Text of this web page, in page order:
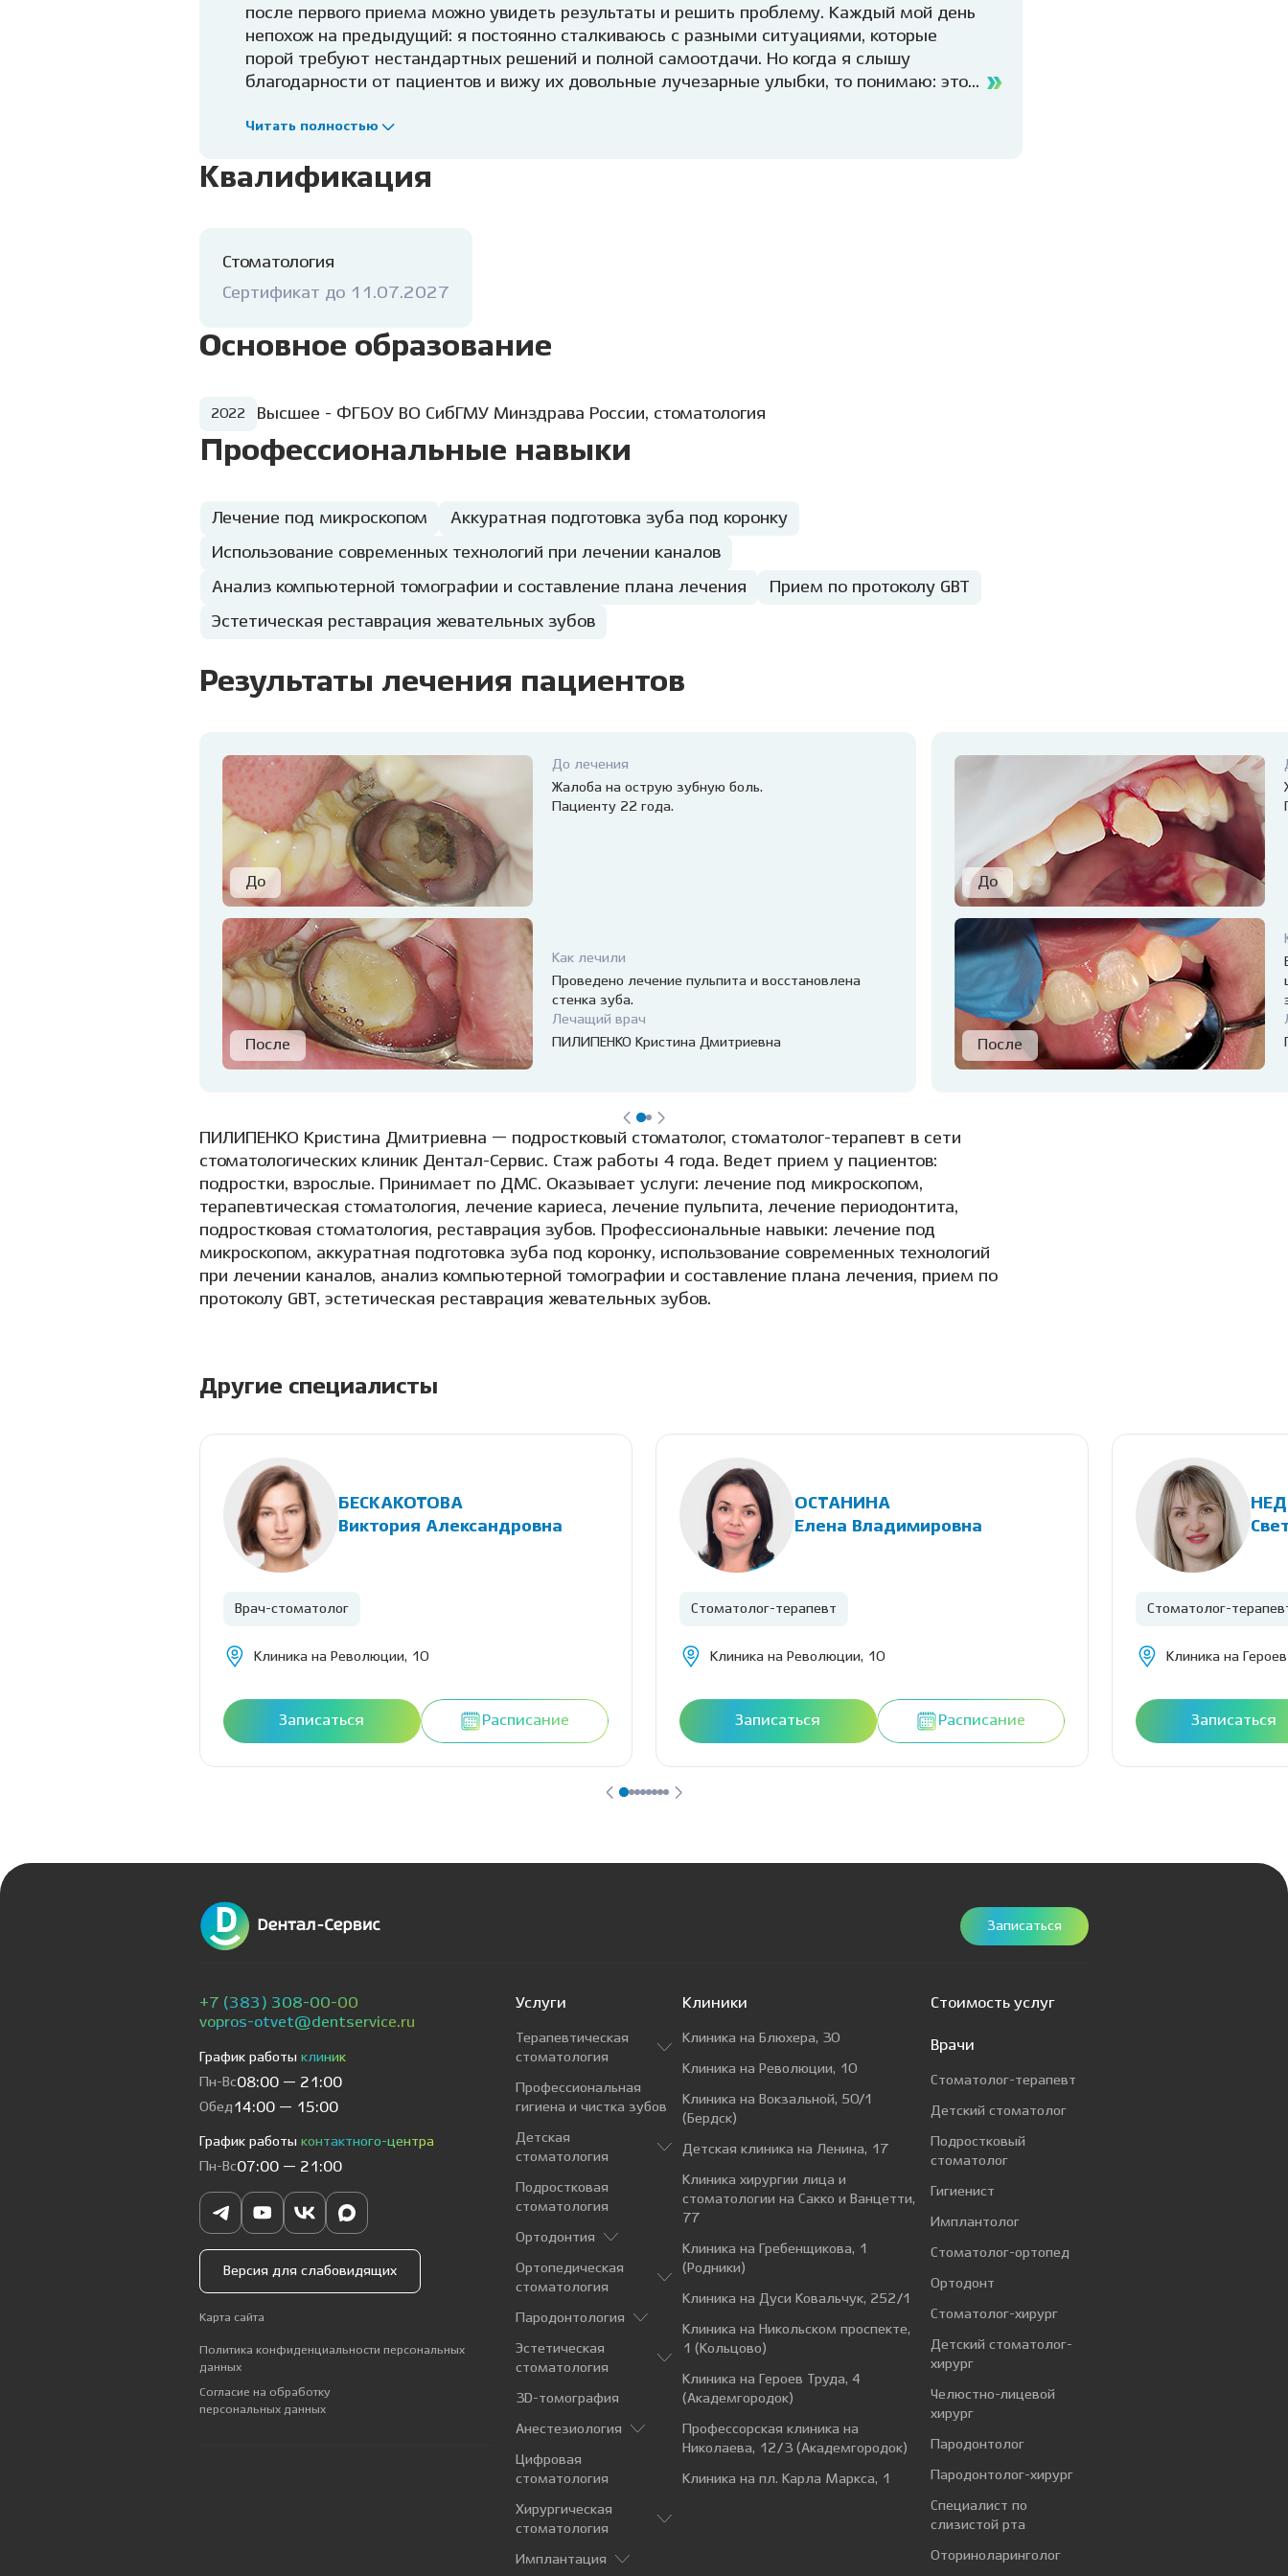
после первого приема можно увидеть результаты и решить проблему. Каждый мой день
непохож на предыдущий: я постоянно сталкиваюсь с разными ситуациями, которые
порой требуют нестандартных решений и полной самоотдачи. Но когда я слышу
благодарности от пациентов и вижу их довольные лучезарные улыбки, то понимаю: это
что беспокоит пациента в моменте. Потому что лечение любой стоматологической
сотрудничества на каждом этапе.
Читать полностью
Квалификация
Стоматология
Сертификат до 11.07.2027
Основное образование
2022 Высшее - ФГБОУ ВО СибГМУ Минздрава России, стоматология
Профессиональные навыки
Лечение под микроскопом
Аккуратная подготовка зуба под коронку
Использование современных технологий при лечении каналов
Анализ компьютерной томографии и составление плана лечения
Прием по протоколу GBT
Эстетическая реставрация жевательных зубов
Результаты лечения пациентов
До лечения
Жалоба на острую зубную боль.
Пациенту 22 года.
Как лечили
Проведено лечение пульпита и восстановлена
стенка зуба.
Лечащий врач
ПИЛИПЕНКО Кристина Дмитриевна
ПИЛИПЕНКО Кристина Дмитриевна — подростковый стоматолог, стоматолог-терапевт в сети
стоматологических клиник Дентал-Сервис. Стаж работы 4 года. Ведет прием у пациентов:
подростки, взрослые. Принимает по ДМС. Оказывает услуги: лечение под микроскопом,
терапевтическая стоматология, лечение кариеса, лечение пульпита, лечение периодонтита,
подростковая стоматология, реставрация зубов. Профессиональные навыки: лечение под
микроскопом, аккуратная подготовка зуба под коронку, использование современных технологий
при лечении каналов, анализ компьютерной томографии и составление плана лечения, прием по
протоколу GBT, эстетическая реставрация жевательных зубов.
Другие специалисты
БЕСКАКОТОВА
Виктория Александровна
Врач-стоматолог
Клиника на Революции, 10
Записаться Расписание
ОСТАНИНА
Елена Владимировна
Стоматолог-терапевт
Клиника на Революции, 10
Записаться Расписание
Стоматолог-
Клиника на
Записаться
Записаться
+7 (383) 308-00-00
vopros-otvet@dentservice.ru
График работы клиник
Пн-Вс08:00 — 21:00
Обед 14:00 — 15:00
График работы контактного-центра
Пн-Вс07:00 — 21:00
Версия для слабовидящих
Карта сайта
Политика конфиденциальности персональных
данных
Согласие на обработку
персональных данных
Услуги
Терапевтическая
стоматология
Профессиональная
гигиена и чистка зубов
Детская
стоматология
Подростковая
стоматология
Ортодонтия
Ортопедическая
стоматология
Пародонтология
Эстетическая
стоматология
3D-томография
Анестезиология
Цифровая
стоматология
Хирургическая
стоматология
Имплантация
Клиники
Клиника на Блюхера, 30
Клиника на Революции, 10
Клиника на Вокзальной, 50/1
(Бердск)
Детская клиника на Ленина, 17
Клиника хирургии лица и
стоматологии на Сакко и Ванцетти,
77
Клиника на Гребенщикова, 1
(Родники)
Клиника на Дуси Ковальчук, 252/1
Клиника на Никольском проспекте,
1 (Кольцово)
Клиника на Героев Труда, 4
(Академгородок)
Профессорская клиника на
Николаева, 12/3 (Академгородок)
Клиника на пл. Карла Маркса, 1
Стоимость услуг
Врачи
Стоматолог-терапевт
Детский стоматолог
Подростковый
стоматолог
Гигиенист
Имплантолог
Стоматолог-ортопед
Ортодонт
Стоматолог-хирург
Детский стоматолог-
хирург
Челюстно-лицевой
хирург
Пародонтолог
Пародонтолог-хирург
Специалист по
слизистой рта
Оториноларинголог